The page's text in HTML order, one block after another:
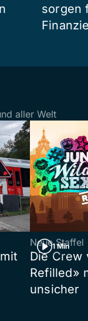
sorgen
aller Welt
1 Min
Neue Staffel
Die Crew
Refilled»
unsicher